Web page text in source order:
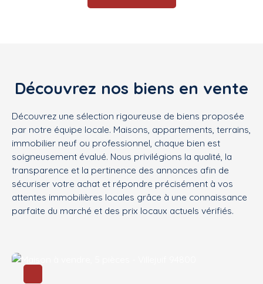
Découvrez nos biens en vente
Découvrez une sélection rigoureuse de biens proposée
par notre équipe locale. Maisons, appartements, terrains,
immobilier neuf ou professionnel, chaque bien est
soigneusement évalué. Nous privilégions la qualité, la
transparence et la pertinence des annonces afin de
sécuriser votre achat et répondre précisément à vos
attentes immobilières locales grâce à une connaissance
parfaite du marché et des prix locaux actuels vérifiés.